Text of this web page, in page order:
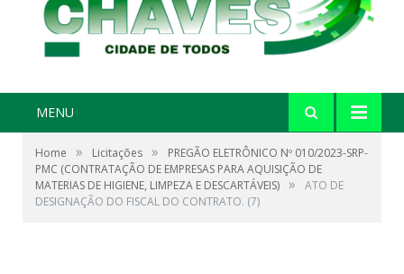
MENU
Home » Licitações »
PREGÃO ELETRÔNICO Nº 010/2023-SRP-
PMC (CONTRATAÇÃO DE EMPRESAS PARA AQUISIÇÃO DE
MATERIAS DE HIGIENE, LIMPEZA E DESCARTÁVEIS) »
ATO DE
DESIGNAÇÃO DO FISCAL DO CONTRATO. (7)